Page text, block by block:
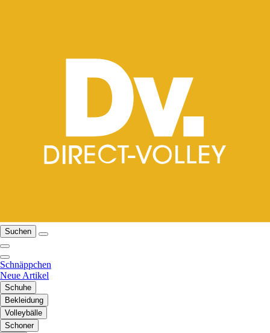
Suchen
Schnäppchen
Neue Artikel
Schuhe
Bekleidung
Volleybälle
Schoner